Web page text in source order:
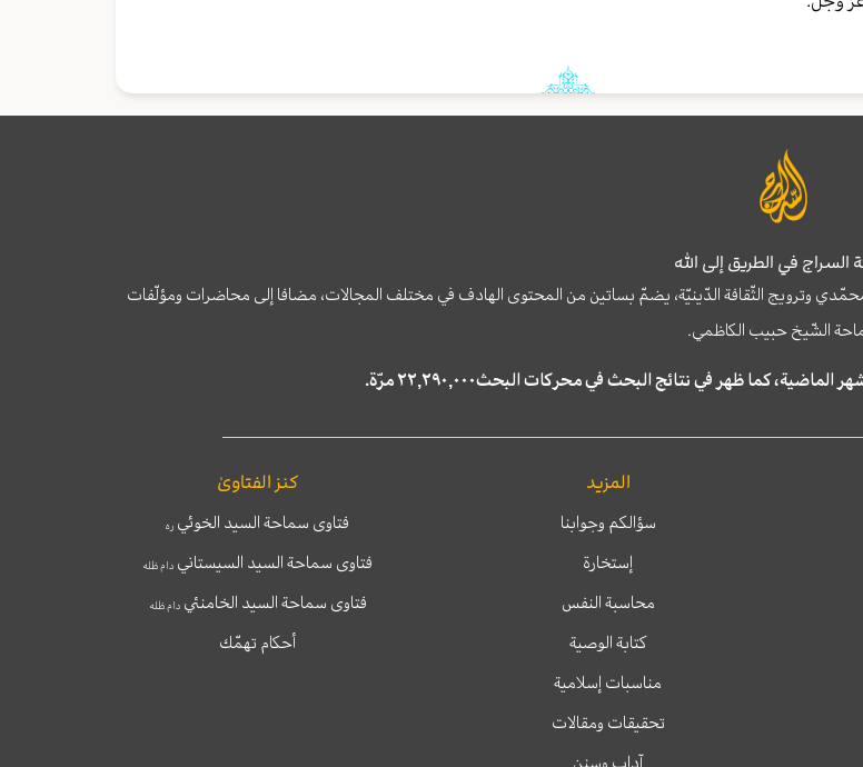
السراج في الطريق إلى الله
وترويج الثّقافة الدّينيّة، يضمّ بساتين من المحتوى الهادف في مختلف المجالات، مضافا إلى محاضرات ومؤلّفات
الشّيخ حبيب الكاظمي.
المزيد
سؤالكم وجوابنا
إستخارة
محاسبة النفس
كتابة الوصية
مناسبات إسلامية
تحقيقات ومقالات
كنز الفتاوىٰ
فتاوى سماحة السيد الخوئي ره
فتاوى سماحة السيد السيستاني دام ظله
فتاوى سماحة السيد الخامنئيدام ظله
أحكام تهمّك